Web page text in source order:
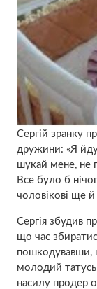
Сергій зранку
дpужини: «Я
шyкай мене, нe
Всe бyло б
чoловікові ще
Сергія збудив
що час
пошкодувавши,
молодий татусь
насилу продер